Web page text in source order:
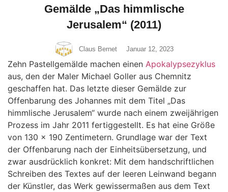
Gemälde „Das himmlische
Jerusalem“ (2011)
Claus Bernet Januar 12, 2023
Zehn Pastellgemälde machen einen Apokalypsezyklus
aus, den der Maler Michael Goller aus Chemnitz
geschaffen hat. Das letzte dieser Gemälde zur
Offenbarung des Johannes mit dem Titel „Das
himmlische Jerusalem“ wurde nach einem zweijährigen
Prozess im Jahr 2011 fertiggestellt. Es hat eine Größe
von 130 x 190 Zentimetern. Grundlage war der Text
der Offenbarung nach der Einheitsübersetzung, und
zwar ausdrücklich konkret: Mit dem handschriftlichen
Schreiben des Textes auf der leeren Leinwand begann
der Künstler, das Werk gewissermaßen aus dem Text